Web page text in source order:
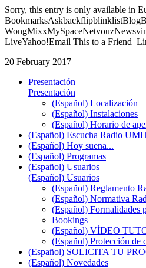
Sorry, this entry is only available in
LiveYahoo!Email This to a Friend
20 February 2017
Presentación
Presentación
(Español) Localización
(Español) Instalaciones
(Español) Horario de
(Español) Escucha Radio UMH
(Español) Hoy suena...
(Español) Programas
(Español) Usuarios
(Español) Usuarios
(Español) Reglamento
(Español) Normativa
(Español) Formalidades
Bookings
(Español) VÍDEO
(Español) Protección de
(Español) SOLICITA TU
(Español) Novedades